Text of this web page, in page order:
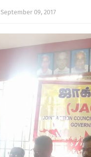
September 09, 2017